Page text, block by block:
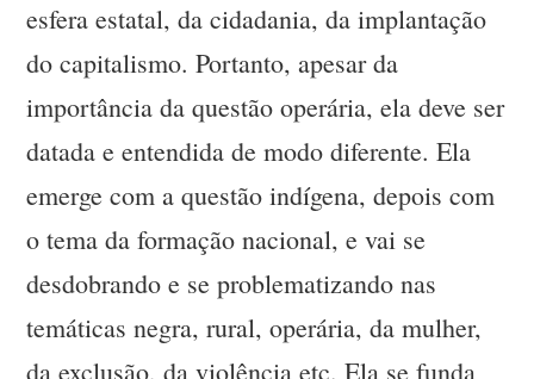
esfera estatal, da cidadania, da implantação
do capitalismo. Portanto, apesar da
importância da questão operária, ela deve ser
datada e entendida de modo diferente. Ela
emerge com a questão indígena, depois com
o tema da formação nacional, e vai se
desdobrando e se problematizando nas
temáticas negra, rural, operária, da mulher,
da exclusão, da violência etc. Ela se funda